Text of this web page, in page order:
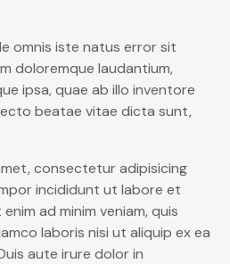
omnis iste natus error sit
doloremque laudantium,
ipsa, quae ab illo inventore
beatae vitae dicta sunt,
consectetur adipisicing
incididunt ut labore et
ad minim veniam, quis
laboris nisi ut aliquip ex ea
aute irure dolor in